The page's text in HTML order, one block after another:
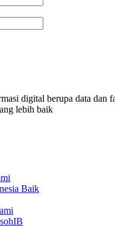
digital berupa data dan
lebih baik
Baik